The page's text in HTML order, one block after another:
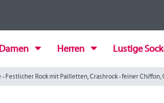
Damen Herren Lustige
- Festlicher Rock mit Pailletten, Crashrock - feiner